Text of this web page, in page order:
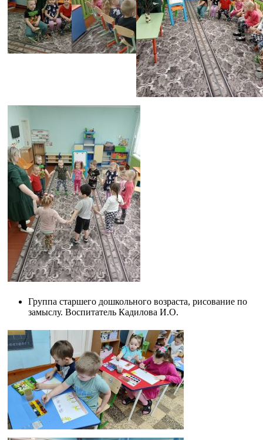
Группа старшего дошкольного возраста, рисование по
замыслу. Воспитатель Кадилова И.О.